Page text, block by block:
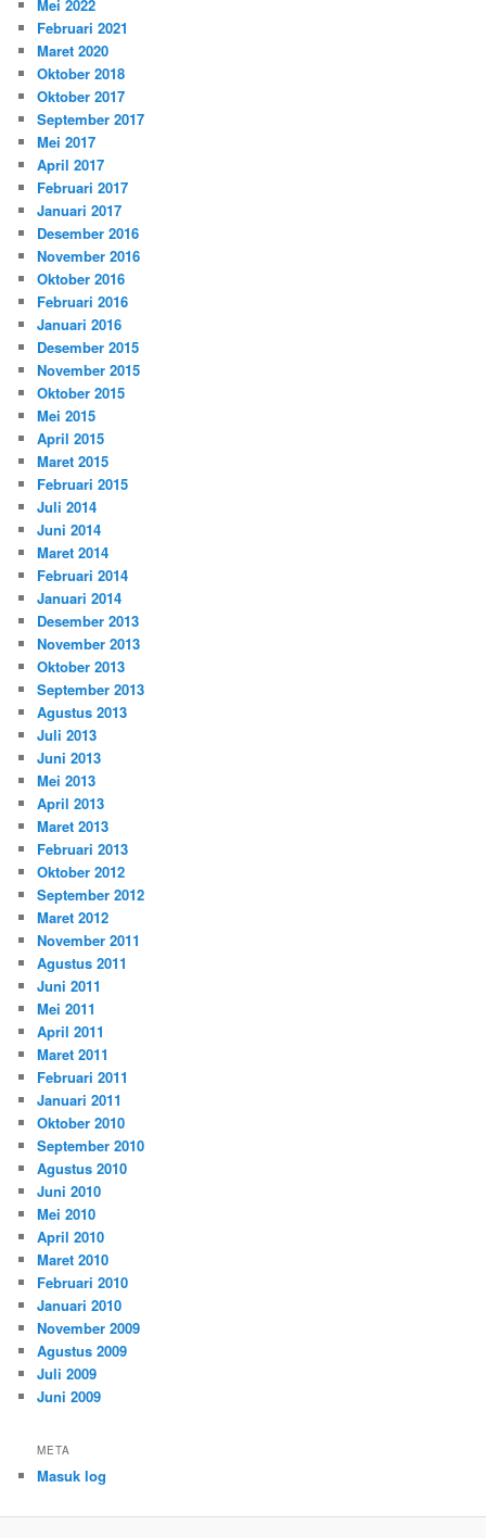
Mei 2022
Februari 2021
Maret 2020
Oktober 2018
Oktober 2017
September 2017
Mei 2017
April 2017
Februari 2017
Januari 2017
Desember 2016
November 2016
Oktober 2016
Februari 2016
Januari 2016
Desember 2015
November 2015
Oktober 2015
Mei 2015
April 2015
Maret 2015
Februari 2015
Juli 2014
Juni 2014
Maret 2014
Februari 2014
Januari 2014
Desember 2013
November 2013
Oktober 2013
September 2013
Agustus 2013
Juli 2013
Juni 2013
Mei 2013
April 2013
Maret 2013
Februari 2013
Oktober 2012
September 2012
Maret 2012
November 2011
Agustus 2011
Juni 2011
Mei 2011
April 2011
Maret 2011
Februari 2011
Januari 2011
Oktober 2010
September 2010
Agustus 2010
Juni 2010
Mei 2010
April 2010
Maret 2010
Februari 2010
Januari 2010
November 2009
Agustus 2009
Juli 2009
Juni 2009
META
Masuk log